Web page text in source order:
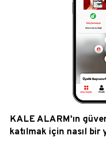
KALE ALARM'ın
katılmak için nasıl